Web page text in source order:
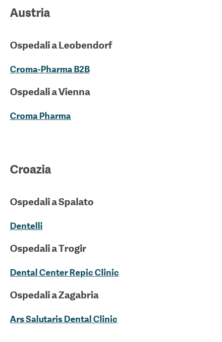
Austria
Ospedali aLeobendorf
Croma-Pharma B2B
Ospedali aVienna
Croma Pharma
Croazia
Ospedali aSpalato
Dentelli
Ospedali aTrogir
Dental Center Repic Clinic
Ospedali aZagabria
Ars Salutaris Dental Clinic